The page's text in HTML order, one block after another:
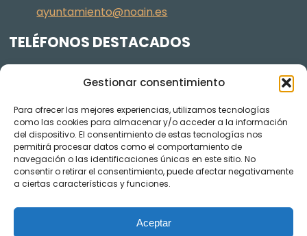
Gestionar consentimiento
Para ofrecer las mejores experiencias, utilizamos tecnologías
como las cookies para almacenar y/o acceder a la información
del dispositivo. El consentimiento de estas tecnologías nos
permitirá procesar datos como el comportamiento de
navegación o las identificaciones únicas en este sitio. No
consentir o retirar el consentimiento, puede afectar negativamente
a ciertas características y funciones.
Aceptar
ayuntamiento@noain.es
TELÉFONOS DESTACADOS
605 834 045
Jardinería y Agenda Local 2030
948 074 848
TRANSPARENCIA
Videos de los plenos en YouTube